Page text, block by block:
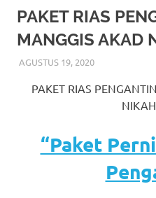
More
hints
rolex
replica
website
https://
PAKET RIAS
MANGGIS AKAD
AGUSTUS 19, 2020RIASALIKHA
AKAD NIKAH
PAKET RIAS
“Paket